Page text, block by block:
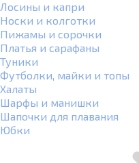
Лосины и капри
Носки и колготки
Пижамы и сорочки
Платья и сарафаны
Туники
Футболки, майки и топы
Халаты
Шарфы и манишки
Шапочки для плавания
Юбки